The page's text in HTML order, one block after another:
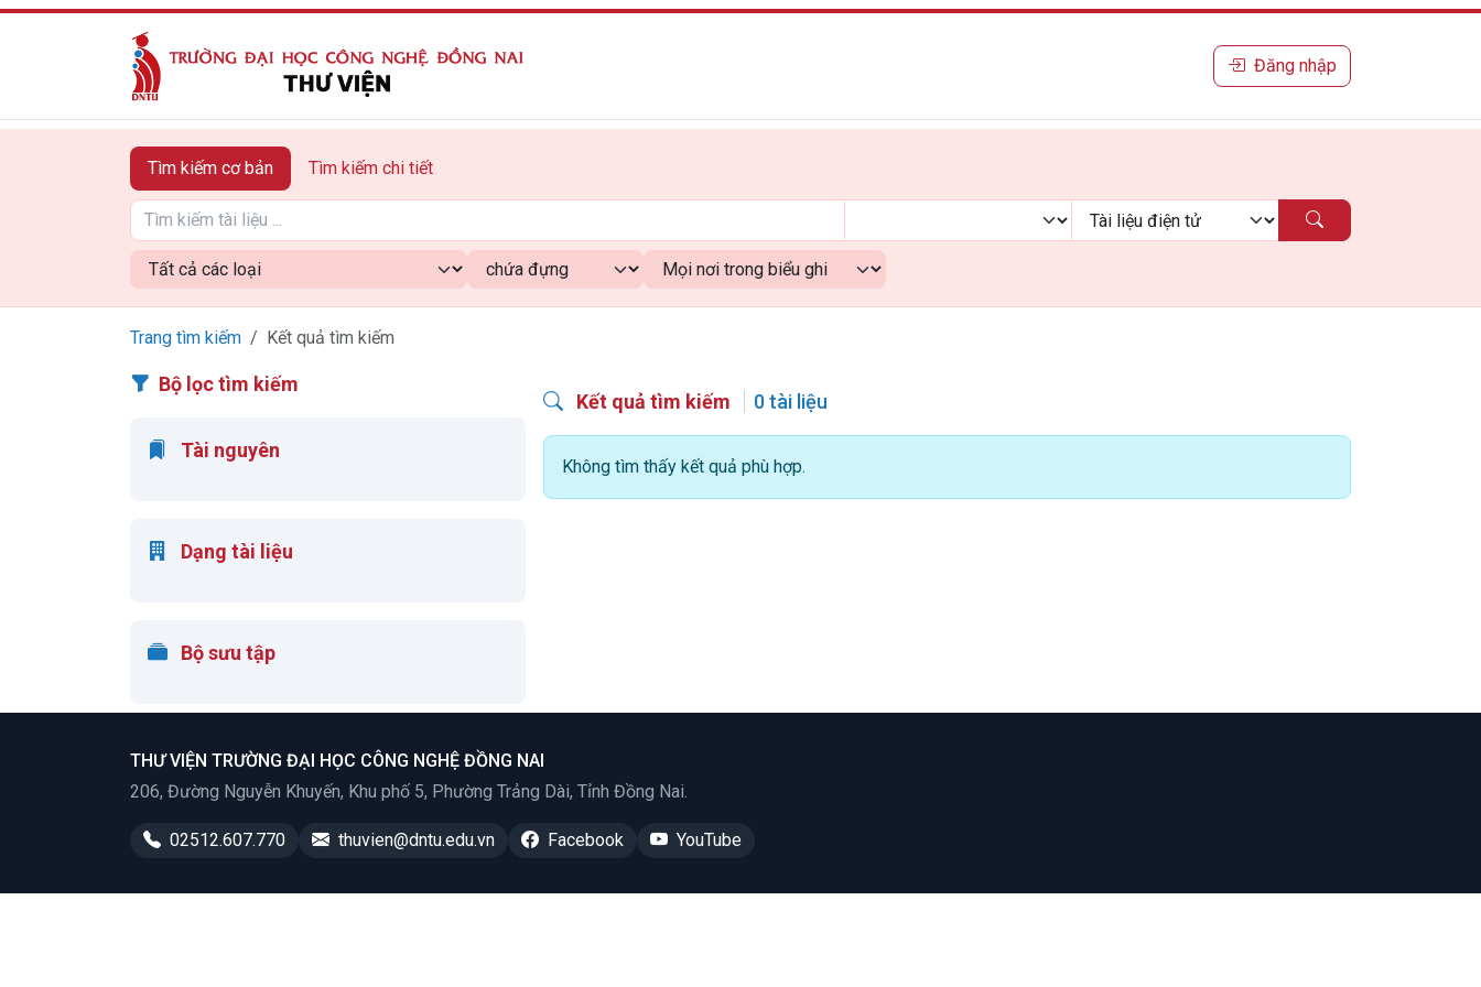
Đăng nhập
Tìm kiếm cơ bản Tìm kiếm chi tiết
Trang tìm kiếm Kết quả tìm kiếm
Bộ lọc tìm kiếm
Tài nguyên
Dạng tài liệu
Bộ sưu tập
Kết quả tìm kiếm 0 tài liệu
Không tìm thấy kết quả phù hợp.
THƯ VIỆN TRƯỜNG ĐẠI HỌC CÔNG NGHỆ ĐỒNG NAI
206, Đường Nguyễn Khuyến, Khu phố 5, Phường Trảng Dài, Tỉnh Đồng Nai.
02512.607.770 thuvien@dntu.edu.vn Facebook YouTube